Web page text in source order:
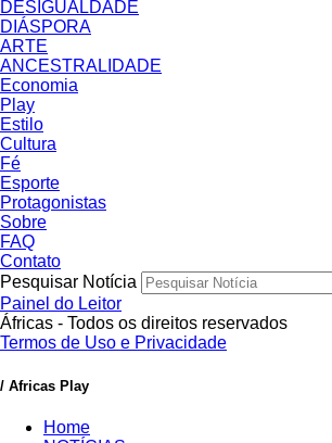
DESIGUALDADE
DIÁSPORA
ARTE
ANCESTRALIDADE
Economia
Play
Estilo
Cultura
Fé
Esporte
Protagonistas
Sobre
FAQ
Contato
Pesquisar Notícia
Painel do Leitor
Áfricas - Todos os direitos reservados
Termos de Uso e Privacidade
/ Africas Play
Home